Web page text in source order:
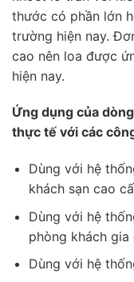
thước có phần lớn
trường hiện nay.
cao nên loa được
hiện nay.
Ứng dụng của
thực tế với các
Dùng với hệ
khách sạn cao
Dùng với hệ
phòng khách
Dùng với hệ